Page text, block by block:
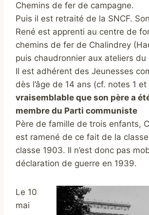
Chemins de fer de campagne.
Puis il est retraité de la SNCF.
René est apprenti au centre de
chemins de fer de Chalindrey
puis chaudronnier aux ateliers du
Il est adhérent des Jeunesses
dès l’âge de 14 ans (cf. notes 1 et
vraisemblable que son père a
membre du Parti communiste
Père de famille de trois enfants,
est ramené de ce fait de la
classe 1903. Il n’est donc pas
déclaration de guerre en 1939.
Le 10
mai